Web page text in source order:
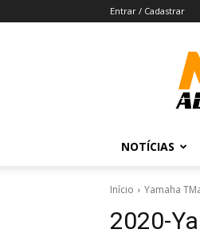
Entrar / Cadastrar
NOTÍCIAS
Início Yamaha
2020-